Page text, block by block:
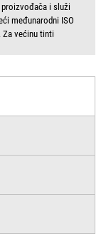
i služi
međunarodni ISO
Za većinu tinti